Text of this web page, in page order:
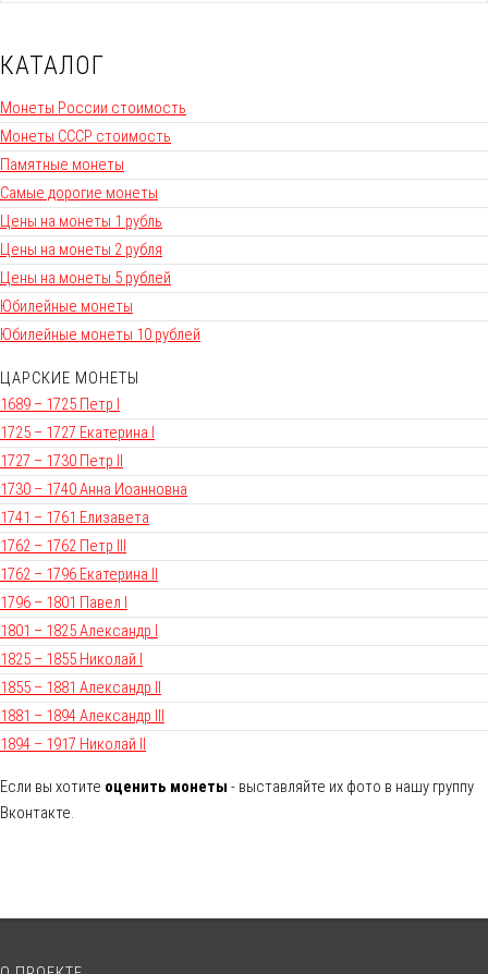
КАТАЛОГ
Монеты России стоимость
Монеты СССР стоимость
Памятные монеты
Самые дорогие монеты
Цены на монеты 1 рубль
Цены на монеты 2 рубля
Цены на монеты 5 рублей
Юбилейные монеты
Юбилейные монеты 10 рублей
ЦАРСКИЕ МОНЕТЫ
1689 – 1725 Петр I
1725 – 1727 Екатерина I
1727 – 1730 Петр II
1730 – 1740 Анна Иоанновна
1741 – 1761 Елизавета
1762 – 1762 Петр III
1762 – 1796 Екатерина II
1796 – 1801 Павел I
1801 – 1825 Александр I
1825 – 1855 Николай I
1855 – 1881 Александр II
1881 – 1894 Александр III
1894 – 1917 Николай II
Если вы хотите оценить монеты - выставляйте их фото в нашу группу
Вконтакте.